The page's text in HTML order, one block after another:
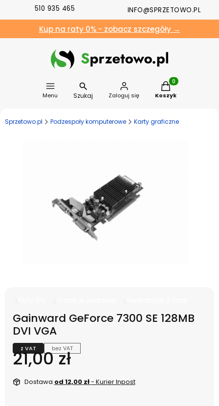
510 935 465 INFO@SPRZETOWO.PL
Kup na raty 0% - zobacz szczegóły →
Menu Szukaj Zaloguj się
Produkty w
Koszyk
Sprzetowo.pl Podzespoły komputerowe Karty graficzne
Gainward GeForce 7300 SE 128MB
DVI VGA
z VAT bez VAT
Cena
21,00 zł
Dostawa od 12,00 zł- Kurier Inpost